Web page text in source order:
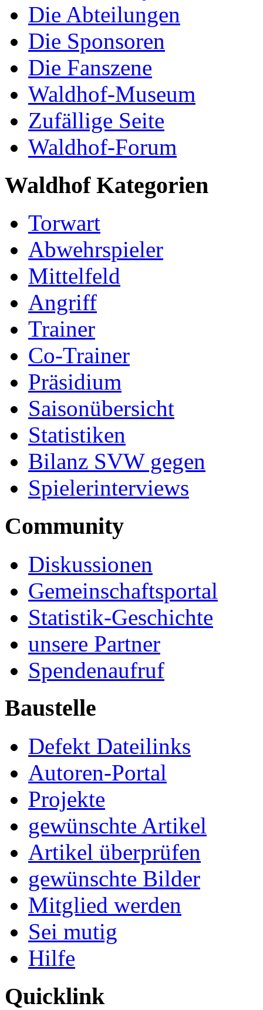
Die Abteilungen
Die Sponsoren
Die Fanszene
Waldhof-Museum
Zufällige Seite
Waldhof-Forum
Waldhof Kategorien
Torwart
Abwehrspieler
Mittelfeld
Angriff
Trainer
Co-Trainer
Präsidium
Saisonübersicht
Statistiken
Bilanz SVW gegen
Spielerinterviews
Community
Diskussionen
Gemeinschaftsportal
Statistik-Geschichte
unsere Partner
Spendenaufruf
Baustelle
Defekt Dateilinks
Autoren-Portal
Projekte
gewünschte Artikel
Artikel überprüfen
gewünschte Bilder
Mitglied werden
Sei mutig
Hilfe
Quicklink